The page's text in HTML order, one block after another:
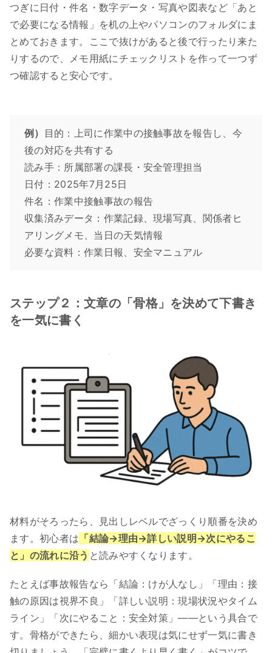
つぎに日付・件名・数字データ・写真や図表など「あと
で必要になる情報」を机の上やパソコンのフォルダにま
とめておきます。ここで抜けがあると後で行ったり来た
りするので、メモ用紙にチェックリストを作って一つず
つ確認すると安心です。
例） 目的：上司に作業中の接触事故を報告し、今
後の対応を共有する
読み手：所属部署の課長・安全管理担当
日付：2025年7月25日
件名：作業中接触事故の報告
収集済みデータ：作業記録、現場写真、関係者ヒ
アリングメモ、当日の天気情報
必要な資料：作業日報、安全マニュアル
ステップ２：文章の「骨格」を決めて下書き
を一気に書く
材料がそろったら、見出しレベルでざっくり順番を決め
ます。初心者は 「結論→理由→詳しい説明→次にやるこ
と」の流れに沿う と読みやすくなります。
たとえば事故報告なら「結論：けが人なし」「理由：接
触の原因は視界不良」「詳しい説明：現場状況やタイム
ライン」「次にやること：安全対策」――という具合で
す。骨格ができたら、細かい表現は気にせず一気に書き